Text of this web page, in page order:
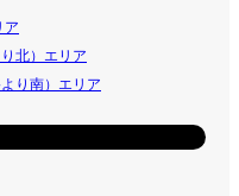
ア
北）エリア
り南）エリア